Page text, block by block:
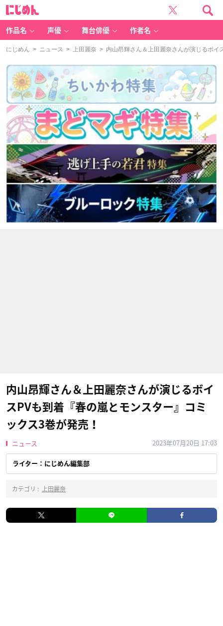
作品名 声優 舞台俳優 作者名
にじめん > ニュース > 上田麗奈 > 内山昂輝さん＆上田麗奈さんが演じるボイ
内山昂輝さん＆上田麗奈さんが演じるボイ
スPVも到着『春の嵐とモンスター』コミ
ックス3巻が発売！
ニュース 2023年07月20日 17:03
ライター：にじめん編集部
カテゴリ : 上田麗奈